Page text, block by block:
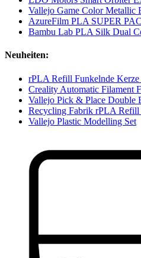
Vallejo Game Color Metallic
AzureFilm PLA SUPER
Bambu Lab PLA Silk Dual
Neuheiten:
rPLA Refill Funkelnde
Creality Automatic Filament
Vallejo Pick & Place Double
Recycling Fabrik rPLA Refill
Vallejo Plastic Modelling Set